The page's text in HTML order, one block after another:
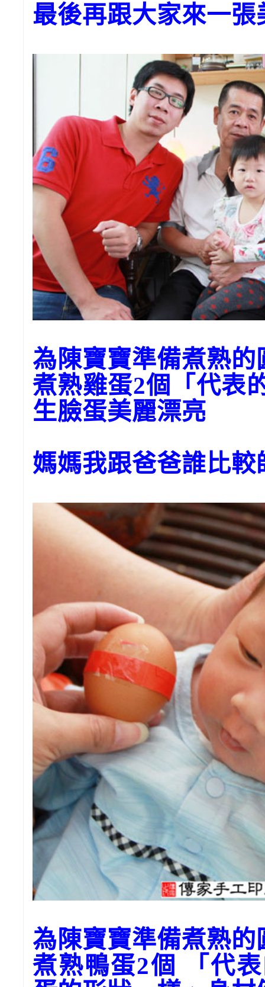
最後再跟大家來一
為陳寶寶準備煮熟
煮熟雞蛋2個「代表
生臉蛋美麗漂亮
媽媽我跟爸爸誰比較
為陳寶寶準備煮熟
煮熟鴨蛋2個 「代